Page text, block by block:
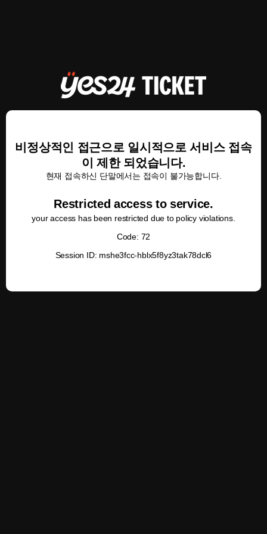
비정상적인 접근으로 일시적으로 서비스 접속
이 제한 되었습니다.
현재 접속하신 단말에서는 접속이 불가능합니다.
Restricted access to service.
your access has been restricted due to policy violations.
Code: 72
Session ID: mshe3fcc-hblx5f8yz3tak78dcl6